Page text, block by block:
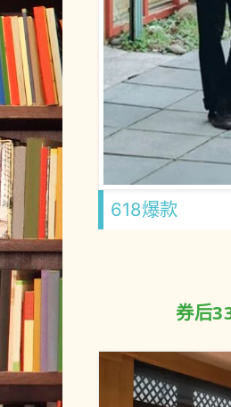
618爆款
券后